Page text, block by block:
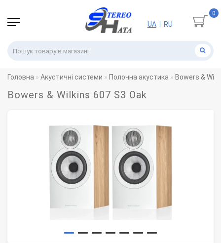
0
UA RU
Головна Акустичні системи Полочна акустика Bowers &
Bowers & Wilkins 607 S3 Oak